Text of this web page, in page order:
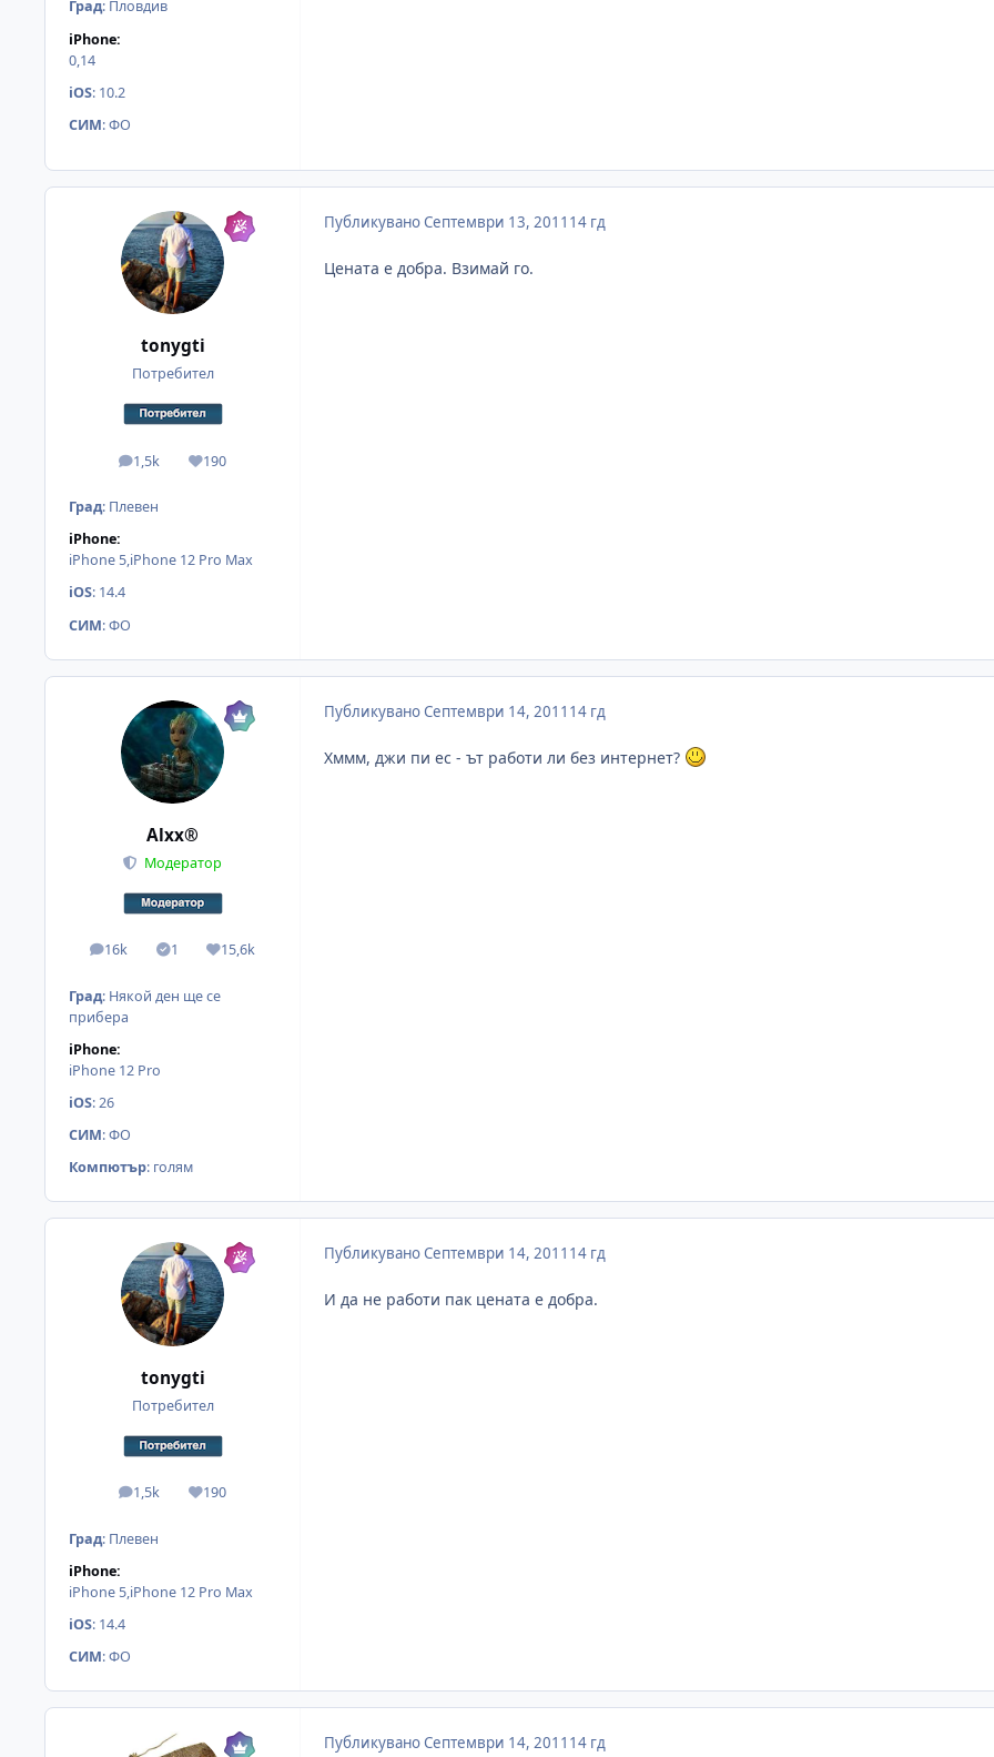
Град: Пловдив
iPhone:
0,14
iOS: 10.2
СИМ:ФО
tonygti
Потребител
1,5k
мнения 190
Reputation
Град: Плевен
iPhone:
iPhone 5,iPhone 12 Pro Max
iOS: 14.4
СИМ:ФО
ПубликуваноСептември 13, 2011 14 гд
Цената е добра. Взимай го.
Alxx®
Модератор
16k
мнения 1
Solutions15,6k
Reputation
Град: Някой ден ще се
прибера
iPhone:
iPhone 12 Pro
iOS:26
СИМ:ФО
Компютър: голям
ПубликуваноСептември 14, 2011 14 гд
Хммм, джи пи ес - ът работи ли без интернет?
tonygti
Потребител
1,5k
мнения 190
Reputation
Град: Плевен
iPhone:
iPhone 5,iPhone 12 Pro Max
iOS: 14.4
СИМ:ФО
ПубликуваноСептември 14, 2011 14 гд
И да не работи пак цената е добра.
ПубликуваноСептември 14, 2011 14 гд